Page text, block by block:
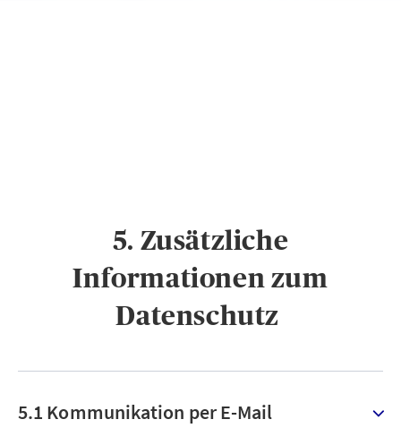
5. Zusätzliche
Informationen zum
Datenschutz ​
5.1 Kommunikation per E-Mail